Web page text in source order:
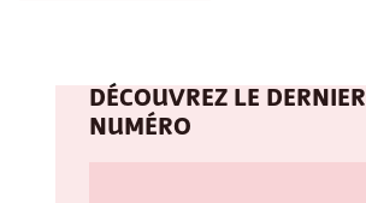
DÉCOUVREZ LE DERNIER
NUMÉRO